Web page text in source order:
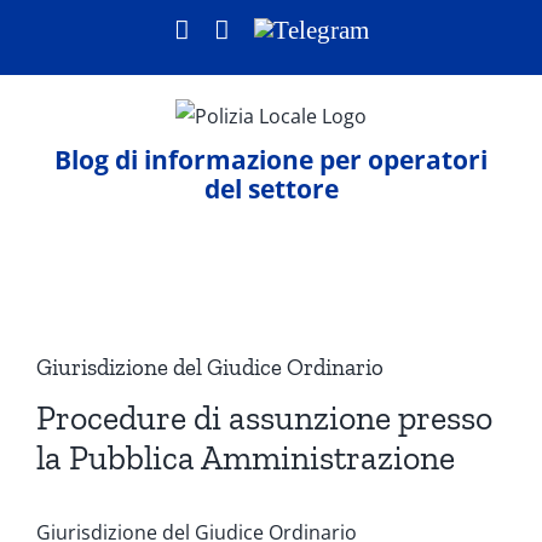
contenuto
Facebook
LinkedIn
Telegram
Blog di informazione per operatori
del settore
immagine
Giurisdizione del Giudice Ordinario
Procedure di assunzione presso
la Pubblica Amministrazione
Giurisdizione del Giudice Ordinario